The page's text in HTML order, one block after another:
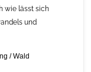
wie lässt sich
und
/Wald